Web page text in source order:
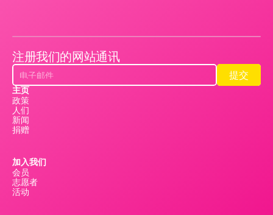
注册我们的网站通讯
提交
提交
主页
政策
人们
新闻
捐赠
加入我们
会员
志愿者
活动